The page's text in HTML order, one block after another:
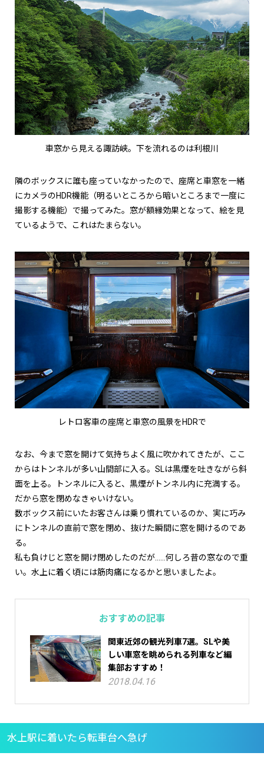
車窓から見える諏訪峡。下を流れるのは利根川
隣のボックスに誰も座っていなかったので、座席と車窓を一緒
にカメラのHDR機能（明るいところから暗いところまで一度に
撮影する機能）で撮ってみた。窓が額縁効果となって、絵を見
ているようで、これはたまらない。
レトロ客車の座席と車窓の風景をHDRで
なお、今まで窓を開けて気持ちよく風に吹かれてきたが、ここ
からはトンネルが多い山間部に入る。SLは黒煙を吐きながら斜
面を上る。トンネルに入ると、黒煙がトンネル内に充満する。
だから窓を閉めなきゃいけない。
数ボックス前にいたお客さんは乗り慣れているのか、実に巧み
にトンネルの直前で窓を閉め、抜けた瞬間に窓を開けるのであ
る。
私も負けじと窓を開け閉めしたのだが……何しろ昔の窓なので重
い。水上に着く頃には筋肉痛になるかと思いましたよ。
おすすめの記事
関東近郊の観光列車7選。SLや美
しい車窓を眺められる列車など編
集部おすすめ！
2018.04.16
水上駅に着いたら転車台へ急げ